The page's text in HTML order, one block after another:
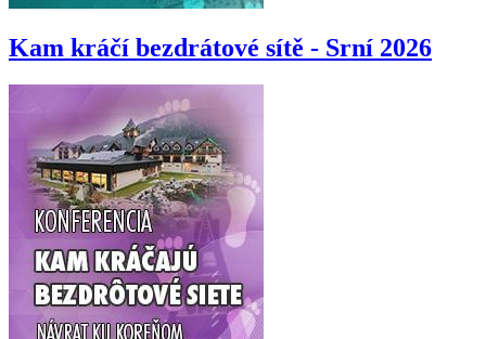
Kam kráčí bezdrátové sítě - Srní 2026